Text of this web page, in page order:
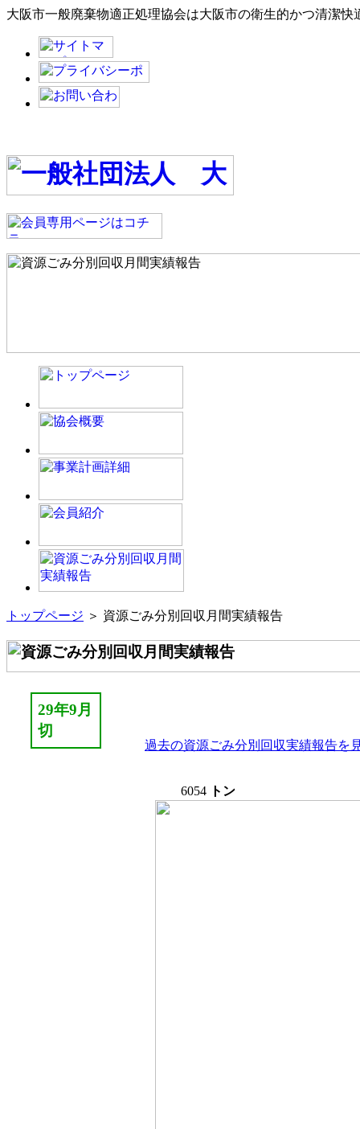
大阪市一般廃棄物適正処理協会は大阪市の衛生的かつ清潔
トップページ ＞ 資源ごみ分別回収月間実績報告
29年9月
切
過去の資源ごみ分別回収実績報告を
6054 トン